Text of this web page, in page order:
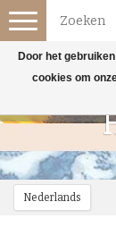
Nederlands
Toggle
navigation
Door het
cookies om